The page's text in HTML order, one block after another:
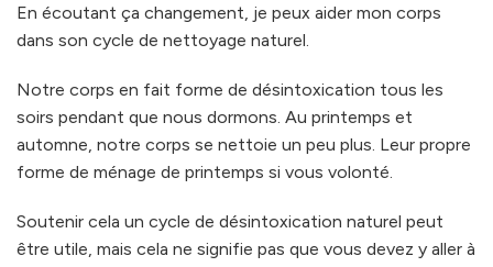
En écoutant ça changement, je peux aider mon corps
dans son cycle de nettoyage naturel.
Notre corps en fait forme de désintoxication tous les
soirs pendant que nous dormons. Au printemps et
automne, notre corps se nettoie un peu plus. Leur propre
forme de ménage de printemps si vous volonté.
Soutenir cela un cycle de désintoxication naturel peut
être utile, mais cela ne signifie pas que vous devez y aller à